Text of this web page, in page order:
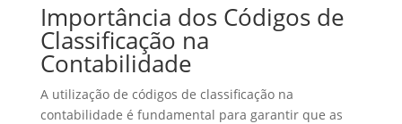
Importância dos Códigos de
Classificação na
Contabilidade
A utilização de códigos de classificação na
contabilidade é fundamental para garantir que as